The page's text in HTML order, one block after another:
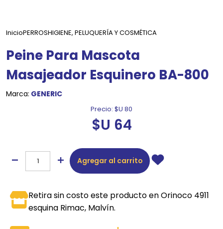
InicioPERROSHIGIENE, PELUQUERÍA Y COSMÉTICA
Peine Para Mascota
Masajeador Esquinero BA-800
Marca: GENERIC
Precio: $U 80
$U 64
Agregar al carrito
Retira sin costo este producto en Orinoco 4911
esquina Rimac, Malvín.